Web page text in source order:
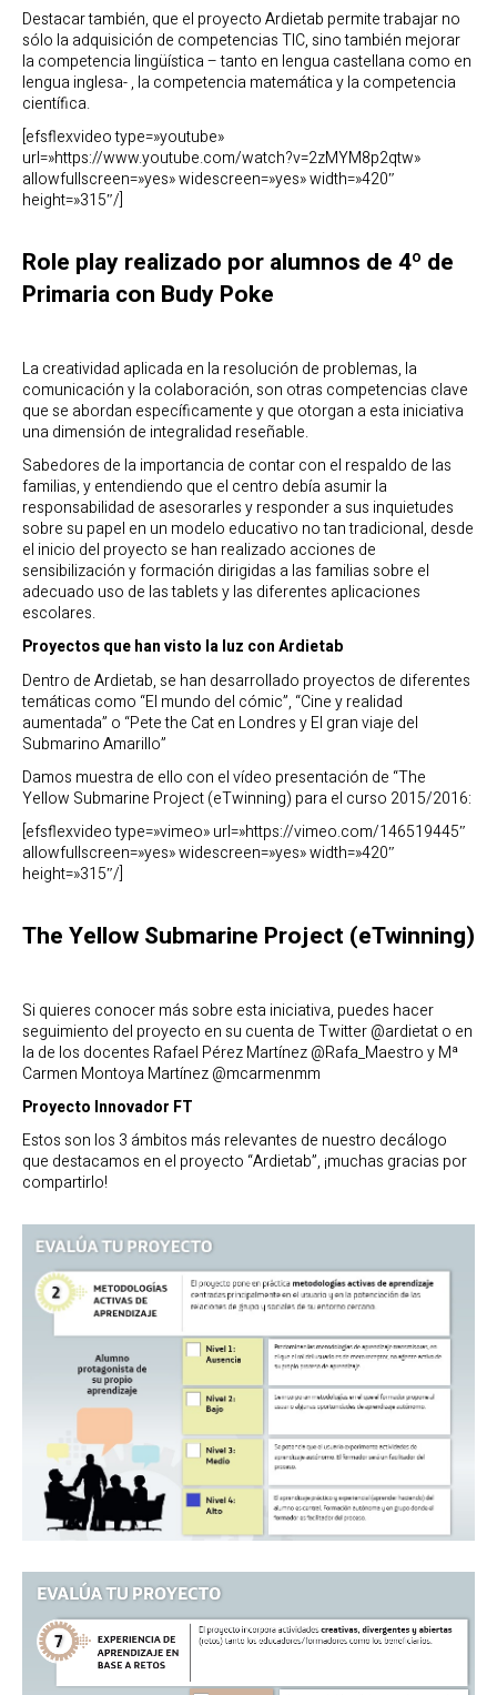
Destacar también, que el proyecto Ardietab permite trabajar no
sólo la adquisición de competencias TIC, sino también mejorar
la competencia lingüística – tanto en lengua castellana como en
lengua inglesa- , la competencia matemática y la competencia
científica.
[efsflexvideo type=»youtube»
url=»https://www.youtube.com/watch?v=2zMYM8p2qtw»
allowfullscreen=»yes» widescreen=»yes» width=»420″
height=»315″/]
Role play realizado por alumnos de 4º de
Primaria con Budy Poke
La creatividad aplicada en la resolución de problemas, la
comunicación y la colaboración, son otras competencias clave
que se abordan específicamente y que otorgan a esta iniciativa
una dimensión de integralidad reseñable.
Sabedores de la importancia de contar con el respaldo de las
familias, y entendiendo que el centro debía asumir la
responsabilidad de asesorarles y responder a sus inquietudes
sobre su papel en un modelo educativo no tan tradicional, desde
el inicio del proyecto se han realizado acciones de
sensibilización y formación dirigidas a las familias sobre el
adecuado uso de las tablets y las diferentes aplicaciones
escolares.
Proyectos que han visto la luz con Ardietab
Dentro de Ardietab, se han desarrollado proyectos de diferentes
temáticas como “El mundo del cómic”, “Cine y realidad
aumentada” o “Pete the Cat en Londres y El gran viaje del
Submarino Amarillo”
Damos muestra de ello con el vídeo presentación de “The
Yellow Submarine Project (eTwinning) para el curso 2015/2016:
[efsflexvideo type=»vimeo» url=»https://vimeo.com/146519445″
allowfullscreen=»yes» widescreen=»yes» width=»420″
height=»315″/]
The Yellow Submarine Project (eTwinning)
Si quieres conocer más sobre esta iniciativa, puedes hacer
seguimiento del proyecto en su cuenta de Twitter @ardietat o en
la de los docentes Rafael Pérez Martínez @Rafa_Maestro y Mª
Carmen Montoya Martínez @mcarmenmm
Proyecto Innovador FT
Estos son los 3 ámbitos más relevantes de nuestro decálogo
que destacamos en el proyecto “Ardietab”, ¡muchas gracias por
compartirlo!